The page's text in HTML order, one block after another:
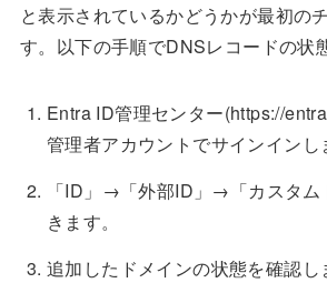
と表示されているかどうかが最初の
す。以下の手順でDNSレコードの状
Entra ID管理センター(https://
管理者アカウントでサインインし
「ID」→「外部ID」→「カスタム
きます。
追加したドメインの状態を確認し